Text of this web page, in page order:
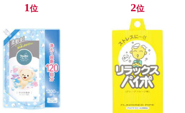
1位 2位